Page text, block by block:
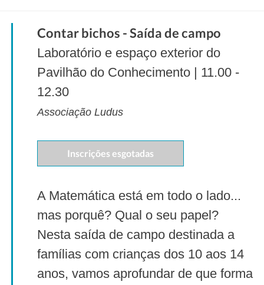
Contar bichos - Saída de campo
Laboratório e espaço exterior do
Pavilhão do Conhecimento | 11.00 -
12.30
Associação Ludus
Inscrições esgotadas
A Matemática está em todo o lado...
mas porquê? Qual o seu papel?
Nesta saída de campo destinada a
famílias com crianças dos 10 aos 14
anos, vamos aprofundar de que forma